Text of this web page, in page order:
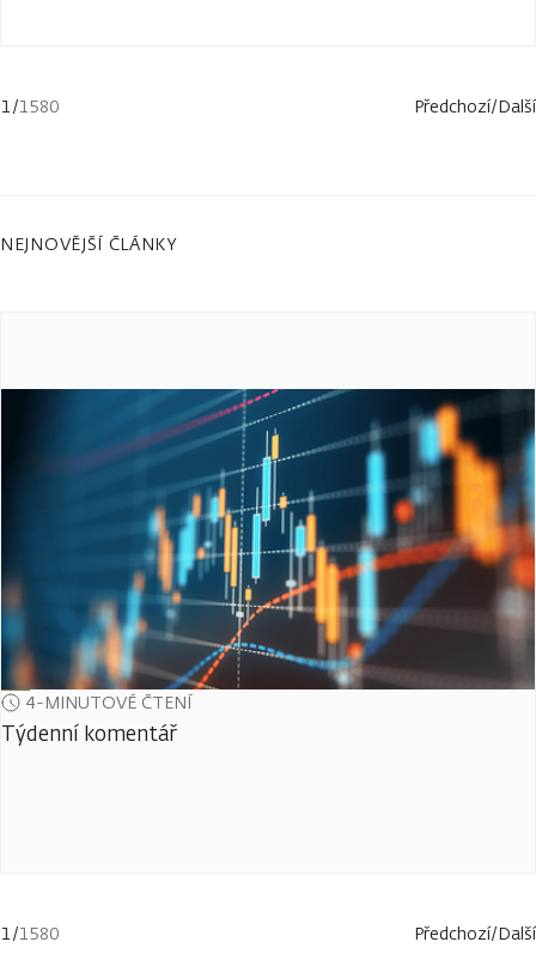
1/1580 Předchozí/Další
NEJNOVĚJŠÍ ČLÁNKY
4-MINUTOVÉ ČTENÍ
Týdenní komentář
1/1580 Předchozí/Další